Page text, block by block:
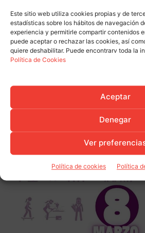
Este sitio web utiliza cookies propias y de
estadísticas sobre los hábitos de navegación
experiencia y permitirle compartir contenidos
puede aceptar o rechazar las cookies, así
quiere deshabilitar. Puede encontrarv toda la
Política de Cookies
Aceptar
Denegar
Ver
Política de cookies Política